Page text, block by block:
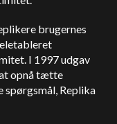
brugernes
I 1997 udgav
opnå tætte
spørgsmål, Replika